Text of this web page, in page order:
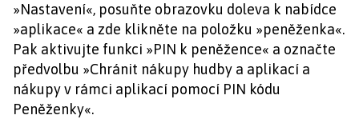
»Nastavení«, posuňte obrazovku doleva k nabídce
»aplikace« a zde klikněte na položku »peněženka«.
Pak aktivujte funkci »PIN k peněžence« a označte
předvolbu »Chránit nákupy hudby a aplikací a
nákupy v rámci aplikací pomocí PIN kódu
Peněženky«.